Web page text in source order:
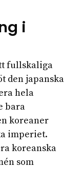
i
fullskaliga
den japanska
hela
bara
koreaner
imperiet.
koreanska
som